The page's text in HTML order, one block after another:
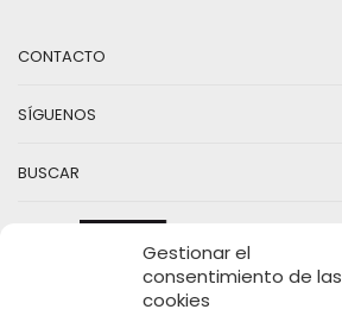
Gestionar el
consentimiento de las
cookies
CONTACTO
SÍGUENOS
BUSCAR